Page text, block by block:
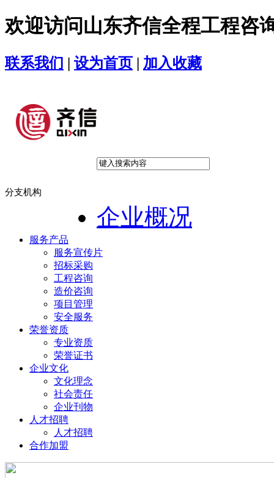
欢迎访问山东齐信全程工程咨
联系我们 | 设为首页 | 加入收藏
分支机构
企业概况
服务产品
服务宣传片
招标采购
工程咨询
造价咨询
项目管理
安全服务
荣誉资质
专业资质
荣誉证书
企业文化
文化理念
社会责任
企业刊物
人才招聘
人才招聘
合作加盟